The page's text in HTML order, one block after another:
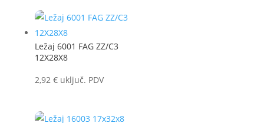
Ležaj 6001 FAG ZZ/C3
12X28X8
2,92 € uključ. PDV